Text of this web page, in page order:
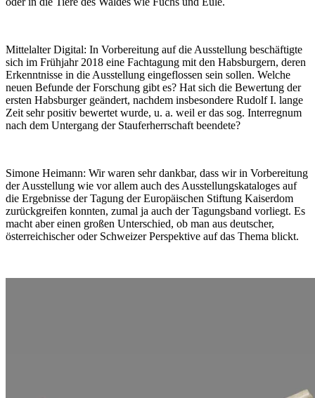
Mittelalter Digital: In Vorbereitung auf die Ausstellung beschäftigte
sich im Frühjahr 2018 eine Fachtagung mit den Habsburgern, deren
Erkenntnisse in die Ausstellung eingeflossen sein sollen. Welche
neuen Befunde der Forschung gibt es? Hat sich die Bewertung der
ersten Habsburger geändert, nachdem insbesondere Rudolf I. lange
Zeit sehr positiv bewertet wurde, u. a. weil er das sog. Interregnum
nach dem Untergang der Stauferherrschaft beendete?
Simone Heimann: Wir waren sehr dankbar, dass wir in Vorbereitung
der Ausstellung wie vor allem auch des Ausstellungskataloges auf
die Ergebnisse der Tagung der Europäischen Stiftung Kaiserdom
zurückgreifen konnten, zumal ja auch der Tagungsband vorliegt. Es
macht aber einen großen Unterschied, ob man aus deutscher,
österreichischer oder Schweizer Perspektive auf das Thema blickt.